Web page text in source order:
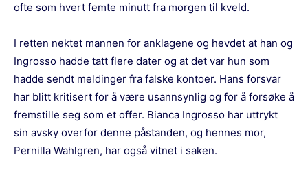
ofte som hvert femte minutt fra morgen til kveld.
I retten nektet mannen for anklagene og hevdet at han og
Ingrosso hadde tatt flere dater og at det var hun som
hadde sendt meldinger fra falske kontoer. Hans forsvar
har blitt kritisert for å være usannsynlig og for å forsøke å
fremstille seg som et offer. Bianca Ingrosso har uttrykt
sin avsky overfor denne påstanden, og hennes mor,
Pernilla Wahlgren, har også vitnet i saken.